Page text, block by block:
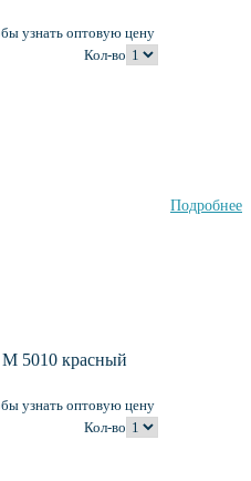
узнать оптовую цену
Кол-во
Подробнее
5010 красный
узнать оптовую цену
Кол-во